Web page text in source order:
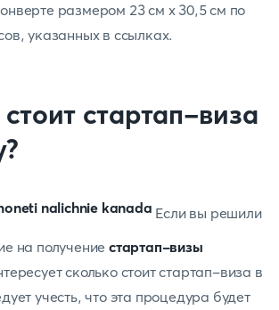
размером 23 см x 30,5 см по
указанных в ссылках.
стартап-виза
Если вы решили
на получениестартап-визы
сколько стоит стартап-виза в
учесть, что эта процедура будет